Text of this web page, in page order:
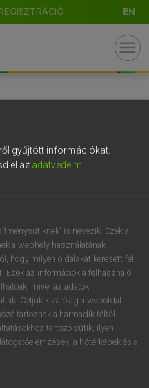
EN
menu
gyűjtött információkat.
el az adatvédelmi
is nevezik. Ezek a
a webhely használatának
hogy milyen oldalakat keresett fel
Ezek az információk a felhasználó
mivel az adatok
Céljuk kizárólag a weboldal
tartoznak a harmadik féltől
tartozó sütik; ilyen
a hőtérképek és a
. - AltGr